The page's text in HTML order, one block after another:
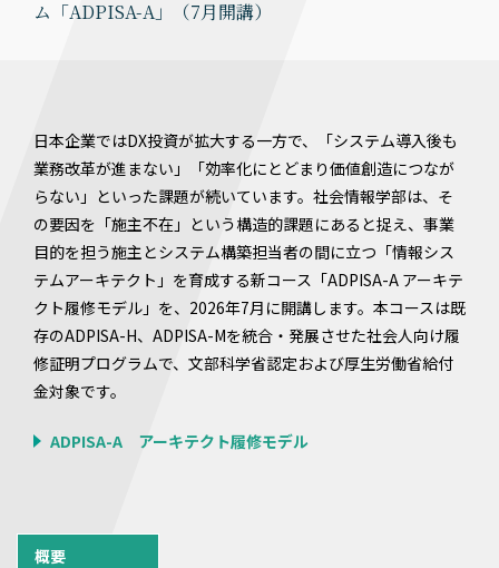
ム「ADPISA-A」（7月開講）
日本企業ではDX投資が拡大する一方で、「システム導入後も
業務改革が進まない」「効率化にとどまり価値創造につなが
らない」といった課題が続いています。社会情報学部は、そ
の要因を「施主不在」という構造的課題にあると捉え、事業
目的を担う施主とシステム構築担当者の間に立つ「情報シス
テムアーキテクト」を育成する新コース「ADPISA-A アーキテ
クト履修モデル」を、2026年7月に開講します。本コースは既
存のADPISA-H、ADPISA-Mを統合・発展させた社会人向け履
修証明プログラムで、文部科学省認定および厚生労働省給付
金対象です。
ADPISA-A アーキテクト履修モデル
概要